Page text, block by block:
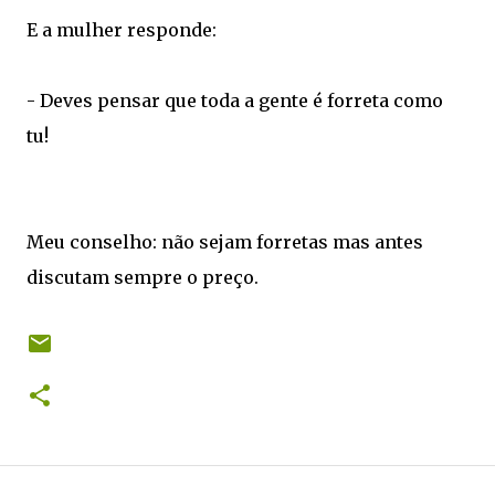
E a mulher responde:
- Deves pensar que toda a gente é forreta como
tu!
Meu conselho: não sejam forretas mas antes
discutam sempre o preço.